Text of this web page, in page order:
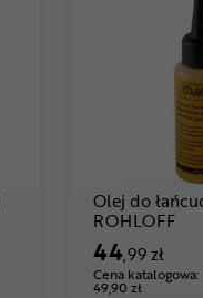
,99 zł
Olej do
ROHLOFF
44,99 zł
Cena katalogowa:
49,90 zł